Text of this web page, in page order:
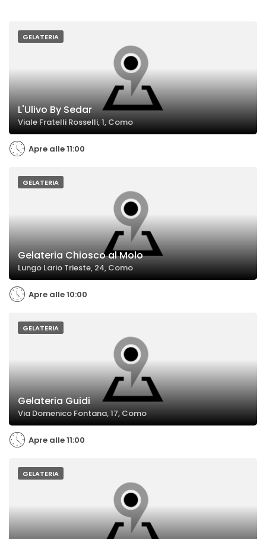
GELATERIA
L'Ulivo By Sedar
Viale Fratelli Rosselli, 1, Como
Apre alle 11:00
GELATERIA
Gelateria Chiosco al Molo
Lungo Lario Trieste, 24, Como
Apre alle 10:00
GELATERIA
Gelateria Guidi
Via Domenico Fontana, 17, Como
Apre alle 11:00
GELATERIA